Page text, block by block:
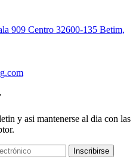
909 Centro 32600-135 Betim,
y asi mantenerse al dia con las